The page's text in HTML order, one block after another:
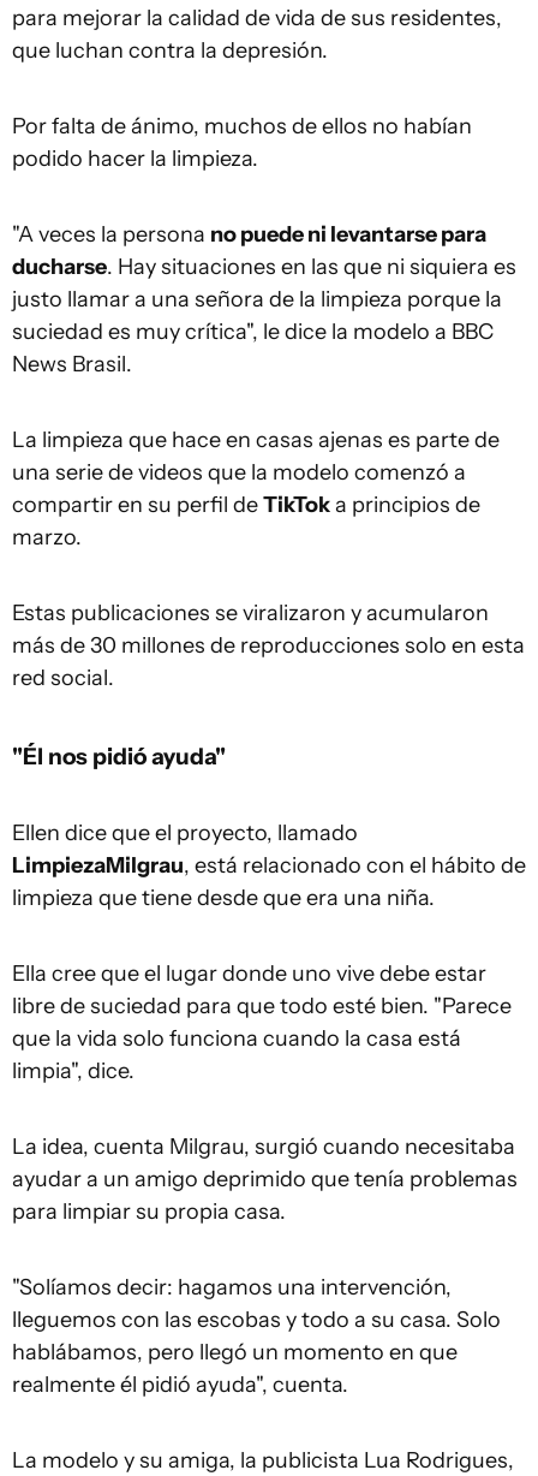
para mejorar la calidad de vida de sus residentes,
que luchan contra la depresión.
Por falta de ánimo, muchos de ellos no habían
podido hacer la limpieza.
"A veces la persona no puede ni levantarse para
ducharse. Hay situaciones en las que ni siquiera es
justo llamar a una señora de la limpieza porque la
suciedad es muy crítica", le dice la modelo a BBC
News Brasil.
La limpieza que hace en casas ajenas es parte de
una serie de videos que la modelo comenzó a
compartir en su perfil deTikToka principios de
marzo.
Estas publicaciones se viralizaron y acumularon
más de 30 millones de reproducciones solo en esta
red social.
"Él nos pidió ayuda"
Ellen dice que el proyecto, llamado
LimpiezaMilgrau, está relacionado con el hábito de
limpieza que tiene desde que era una niña.
Ella cree que el lugar donde uno vive debe estar
libre de suciedad para que todo esté bien. "Parece
que la vida solo funciona cuando la casa está
limpia", dice.
La idea, cuenta Milgrau, surgió cuando necesitaba
ayudar a un amigo deprimido que tenía problemas
para limpiar su propia casa.
"Solíamos decir: hagamos una intervención,
lleguemos con las escobas y todo a su casa. Solo
hablábamos, pero llegó un momento en que
realmente él pidió ayuda", cuenta.
La modelo y su amiga, la publicista Lua Rodrigues,